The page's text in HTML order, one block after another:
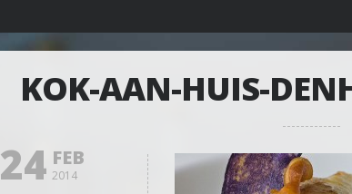
KOK-AAN-HUIS-
24 FEB
2014